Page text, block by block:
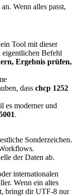
Wenn alles passt,
Tool mit dieser
eigentlichen Befehl
Ergebnis prüfen,
dass chcp 1252
es moderner und
.
Sonderzeichen.
der Daten ab.
internationalen
Wenn ein altes
bringt dir UTF-8 nur